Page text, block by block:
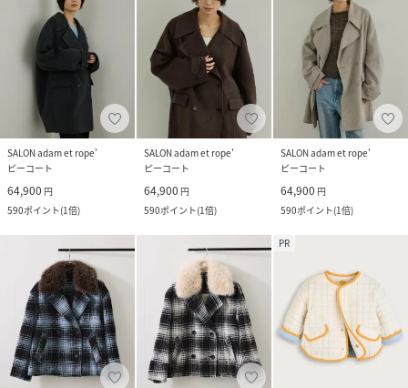
SALON adam et rope'
ピーコート
64,900 円
590ポイント(1倍)
SALON adam et rope'
ピーコート
64,900 円
590ポイント(1倍)
SALON adam et rope'
ピーコート
64,900 円
590ポイント(1倍)
PR